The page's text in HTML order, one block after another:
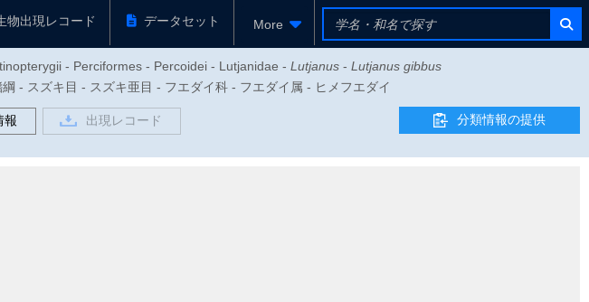
物出現レコード データセット More
- Perciformes - Percoidei - Lutjanidae - Lutjanus - Lutjanus gibbus
- スズキ目 - スズキ亜目 - フエダイ科 - フエダイ属 - ヒメフエダイ
報 出現レコード 分類情報の提供